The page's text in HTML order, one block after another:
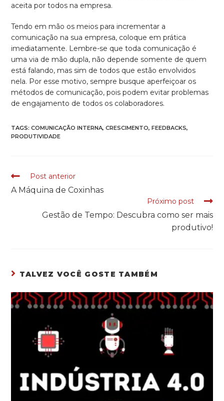
aceita por todos na empresa.
Tendo em mão os meios para incrementar a
comunicação na sua empresa, coloque em prática
imediatamente. Lembre-se que toda comunicação é
uma via de mão dupla, não depende somente de quem
está falando, mas sim de todos que estão envolvidos
nela. Por esse motivo, sempre busque aperfeiçoar os
métodos de comunicação, pois podem evitar problemas
de engajamento de todos os colaboradores.
TAGS:COMUNICAÇÃO INTERNA, CRESCIMENTO, FEEDBACKS,
PRODUTIVIDADE
READ
MORE
Post anterior
A Máquina de Coxinhas
Próximo post
Gestão de Tempo: Descubra como ser mais
produtivo!
TALVEZ VOCÊ GOSTE TAMBÉM